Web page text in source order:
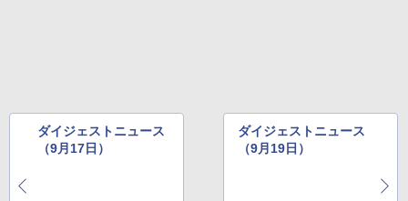
ダイジェストニュース
（9月17日）
ダイジェストニュース
（9月19日）